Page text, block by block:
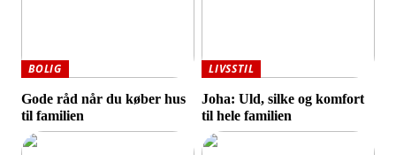
BOLIG
Gode råd når du køber hus
til familien
LIVSSTIL
Joha: Uld, silke og komfort
til hele familien